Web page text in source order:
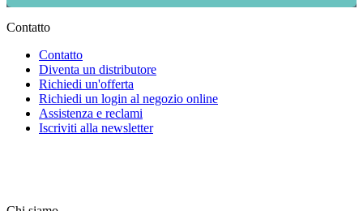
Contatto
Contatto
Diventa un distributore
Richiedi un'offerta
Richiedi un login al negozio online
Assistenza e reclami
Iscriviti alla newsletter